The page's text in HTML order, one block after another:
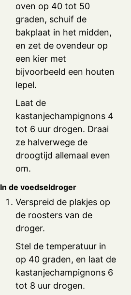
oven op 40 tot 50
graden, schuif de
bakplaat in het midden,
en zet de ovendeur op
een kier met
bijvoorbeeld een houten
lepel.
Laat de
kastanjechampignons 4
tot 6 uur drogen. Draai
ze halverwege de
droogtijd allemaal even
om.
In de voedseldroger
Verspreid de plakjes op
de roosters van de
droger.
Stel de temperatuur in
op 40 graden, en laat de
kastanjechampignons 6
tot 8 uur drogen.